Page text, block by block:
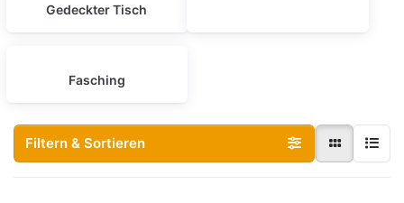
Gedeckter Tisch
Fasching
Filtern & Sortieren